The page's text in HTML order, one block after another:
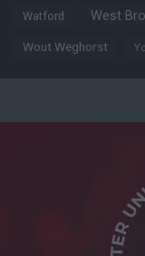
Watford West
Wout Weghorst